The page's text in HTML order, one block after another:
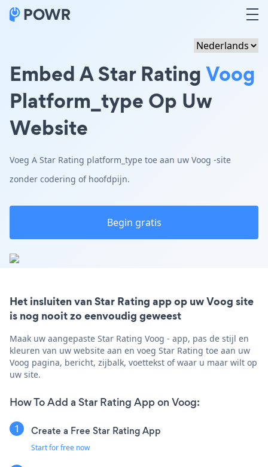
Embed A Star RatingVoog
Platform_type Op Uw
Website
Voeg A Star Rating platform_type toe aan uw Voog -site
zonder codering of hoofdpijn.
Begin gratis
Het insluiten van Star Rating app op uw Voog site
is nog nooit zo eenvoudig geweest
Maak uw aangepaste Star Rating Voog - app, pas de stijl en
kleuren van uw website aan en voeg Star Rating toe aan uw
Voog pagina, bericht, zijbalk, voettekst of waar u maar wilt op
uw site.
How To Add a Star Rating App on Voog:
Create a Free Star Rating App
Start for free now